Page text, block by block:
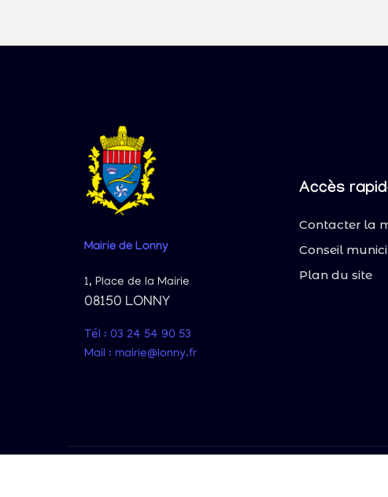
Mairie de Lonny
1, Place de la Mairie
08150 LONNY
Tél : 03 24 54 90 53
Mail : mairie@lonny.fr
Accès
Contacter la
Conseil
Plan du site